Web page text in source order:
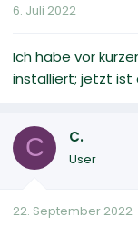
6. Juli 2022
Ich habe vor
installiert; jetzt ist
C C.
User
22. September 2022